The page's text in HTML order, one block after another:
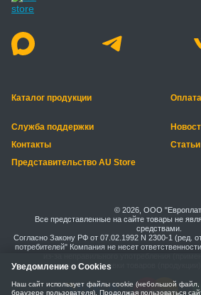
Каталог продукции
Служба поддержки
Контакты
Статьи
Представительство AU Store
© 2026, ООО
Все представленные на сайте товары не
средствами.
Согласно Закону РФ от 07.02.1992 N 2300-1 (ред.
потребителей" Компания не несет
транспортировки товаров (продукции)
Уведомление о Cookies
Наш сайт использует файлы cookie (небольшой файл,
браузере пользователя). Продолжая пользоваться